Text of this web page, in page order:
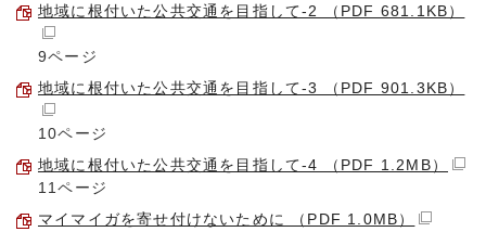
地域に根付いた公共交通を目指して-2 （PDF 681.1KB）
9ページ
地域に根付いた公共交通を目指して-3 （PDF 901.3KB）
10ページ
地域に根付いた公共交通を目指して-4 （PDF 1.2MB）
11ページ
マイマイガを寄せ付けないために （PDF 1.0MB）